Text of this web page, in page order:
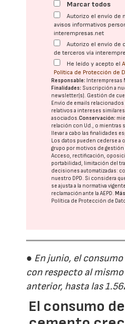
Marcar todos
Autorizo el envío de
avisos informativos
interempresas.net
Autorizo el envío de
de terceros vía
He leído y acepto el
Política de Protección de
Responsable: Interempresas
Finalidades: Suscripción a
newsletter(s). Gestión de
Envío de emails relacionados
relativos a intereses
asociados.Conservación:
relación con Ud., o mientras
llevar a cabo las finalidades
Los datos pueden cederse a
grupo por motivos de
Acceso, rectificación,
portabilidad, limitación del
decisiones automatizadas:
nuestro DPD. Si considera
se ajusta a la normativa
reclamación ante laAEPD.
Política de Protección de
● En junio, el
con respecto al
anterior, hasta las
El consumo de